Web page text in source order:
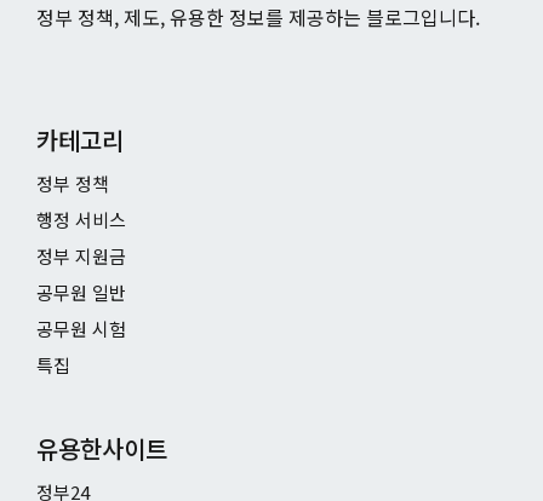
정부 정책, 제도, 유용한 정보를 제공하는 블로그입니다.
카테고리
정부 정책
행정 서비스
정부 지원금
공무원 일반
공무원 시험
특집
유용한사이트
정부24